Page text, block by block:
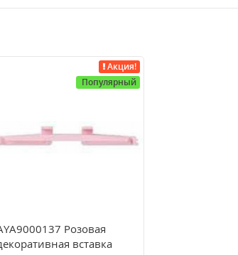
Акция!
Популярный
Розовая
вставка